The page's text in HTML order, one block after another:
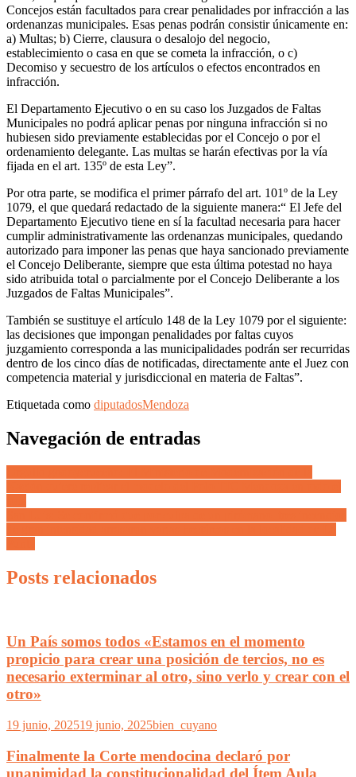
Concejos están facultados para crear penalidades por infracción a las
ordenanzas municipales. Esas penas podrán consistir únicamente en:
a) Multas; b) Cierre, clausura o desalojo del negocio,
establecimiento o casa en que se cometa la infracción, o c)
Decomiso y secuestro de los artículos o efectos encontrados en
infracción.
El Departamento Ejecutivo o en su caso los Juzgados de Faltas
Municipales no podrá aplicar penas por ninguna infracción si no
hubiesen sido previamente establecidas por el Concejo o por el
ordenamiento delegante. Las multas se harán efectivas por la vía
fijada en el art. 135º de esta Ley”.
Por otra parte, se modifica el primer párrafo del art. 101º de la Ley
1079, el que quedará redactado de la siguiente manera:“ El Jefe del
Departamento Ejecutivo tiene en sí la facultad necesaria para hacer
cumplir administrativamente las ordenanzas municipales, quedando
autorizado para imponer las penas que haya sancionado previamente
el Concejo Deliberante, siempre que esta última potestad no haya
sido atribuida total o parcialmente por el Concejo Deliberante a los
Juzgados de Faltas Municipales”.
También se sustituye el artículo 148 de la Ley 1079 por el siguiente:
las decisiones que impongan penalidades por faltas cuyos
juzgamiento corresponda a las municipalidades podrán ser recurridas
dentro de los cinco días de notificadas, directamente ante el Juez con
competencia material y jurisdiccional en materia de Faltas”.
Etiquetada como diputadosMendoza
Navegación de entradas
Posts relacionados
Un País somos todos «Estamos en el momento
propicio para crear una posición de tercios, no es
necesario exterminar al otro, sino verlo y crear con el
otro»
19 junio, 202519 junio, 2025bien_cuyano
Finalmente la Corte mendocina declaró por
unanimidad la constitucionalidad del Ítem Aula